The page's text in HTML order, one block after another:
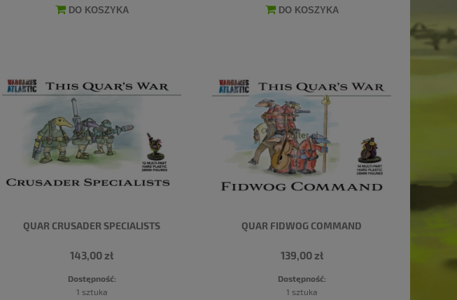
DO KOSZYKA DO KOSZYKA
QUAR CRUSADER SPECIALISTS
143,00 zł
Dostępność:
1 sztuka
QUAR FIDWOG COMMAND
139,00 zł
Dostępność:
1 sztuka